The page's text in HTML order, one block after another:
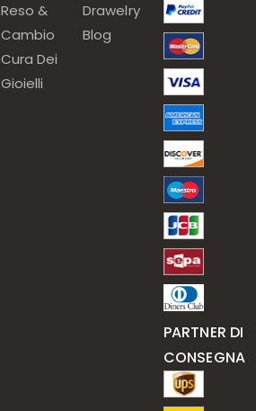
Reso &
Cambio
Cura Dei
Gioielli
Drawelry
Blog
PARTNER DI
CONSEGNA